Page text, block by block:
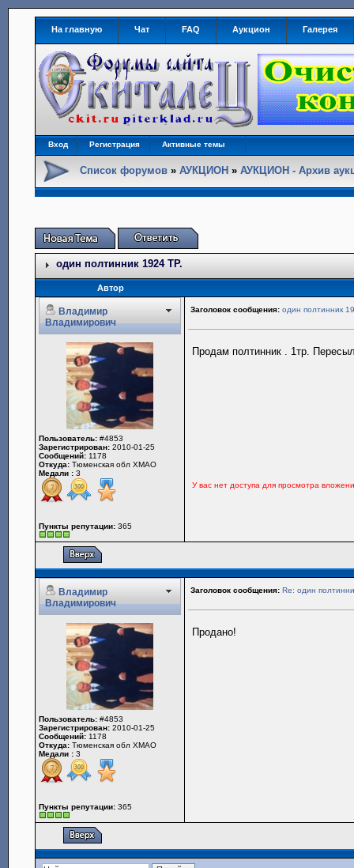
На главную Чат FAQ Аукцион Галерея
Вход Регистрация Активные темы
Список форумов »АУКЦИОН »АУКЦИОН - Архив
один полтинник 1924 ТР.
Автор
Владимир
Владимирович
Заголовок сообщения: один полтинник
Пользователь: #4853
Зарегистрирован: 2010-01-25
Сообщений: 1178
Откуда: Тюменская обл ХМАО
Медали : 3
Пункты репутации: 365
Продам полтинник . 1тр.
У вас нет доступа для просмотра
Владимир
Владимирович
Заголовок сообщения: Re: один
Пользователь: #4853
Зарегистрирован: 2010-01-25
Сообщений: 1178
Откуда: Тюменская обл ХМАО
Медали : 3
Пункты репутации: 365
Продано!